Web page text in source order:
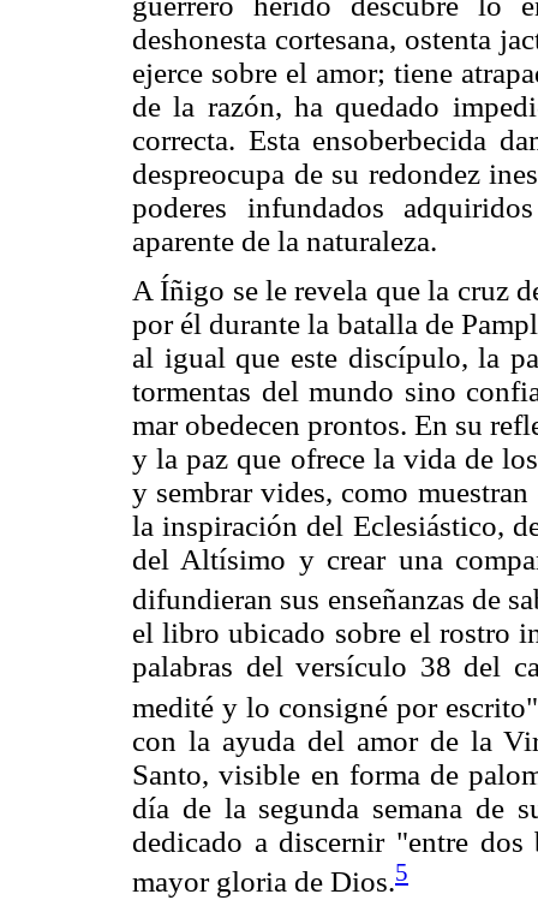
deshonesta cortesana, ostenta
ejerce sobre el amor; tiene
de la razón, ha quedado
correcta. Esta ensoberbecida
despreocupa de su redondez
poderes infundados
aparente de la naturaleza.
A Íñigo se le revela que la cruz
por él durante la batalla de
al igual que este discípulo, la
tormentas del mundo sino
mar obedecen prontos. En su
y la paz que ofrece la vida de
y sembrar vides, como
la inspiración del Eclesiástico,
del Altísimo y crear una
difundieran sus enseñanzas de
el libro ubicado sobre el rostro
palabras del versículo 38 del
medité y lo consigné por
con la ayuda del amor de la
Santo, visible en forma de
día de la segunda semana de
dedicado a discernir "entre
mayor gloria de Dios.5